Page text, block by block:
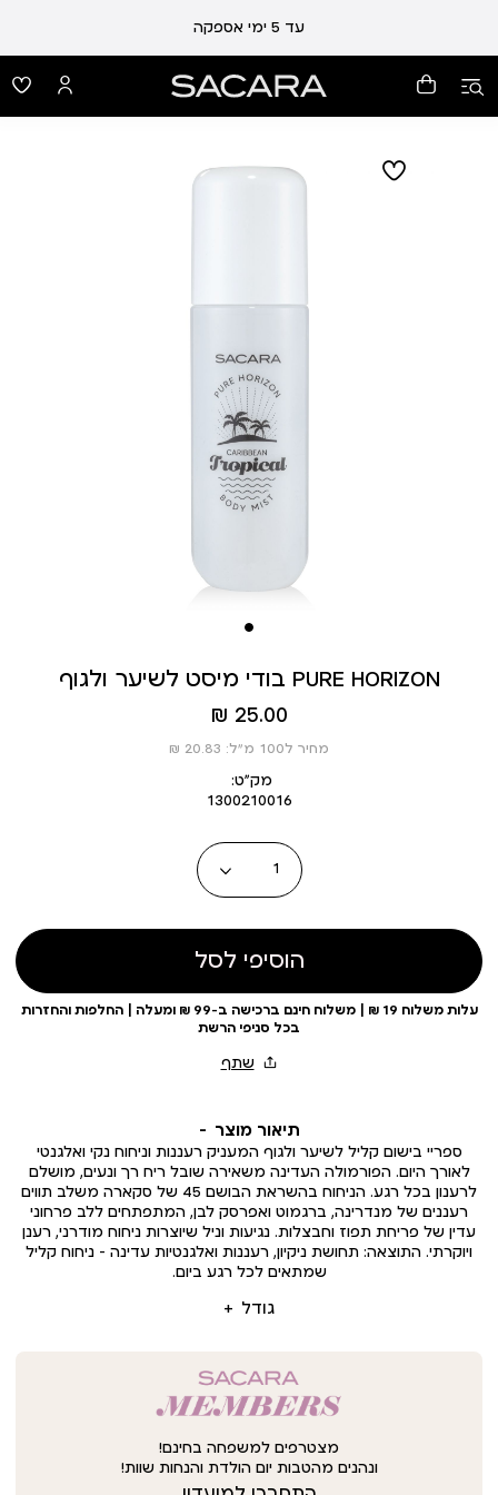
עד 5 ימי אספקה
בודי מיסט לשיער ולגוף PURE HORIZON
מחיר
מוצר
25.00 ₪
מחיר ל100 מ”ל: 20.83 ₪
מק״ט:
1300210016
כמות
הוסיפי לסל
עלות משלוח 19 ₪ | משלוח חינם ברכישה ב-99 ₪ ומעלה | החלפות והחזרות
בכל סניפי הרשת
תיאור מוצר
גודל
ספריי בישום קליל לשיער ולגוף המעניק רעננות וניחוח נקי ואלגנטי
לאורך היום. הפורמולה העדינה משאירה שובל ריח רך ונעים, מושלם
לרענון בכל רגע. הניחוח בהשראת הבושם 45 של סקארה משלב תווים
רעננים של מנדרינה, ברגמוט ואפרסק לבן, המתפתחים ללב פרחוני
עדין של פריחת תפוז וחבצלות. נגיעות וניל שיוצרות ניחוח מודרני, רענן
ויוקרתי. התוצאה: תחושת ניקיון, רעננות ואלגנטיות עדינה – ניחוח קליל
שמתאים לכל רגע ביום.
מצטרפים למשפחה בחינם!
ונהנים מהטבות יום הולדת והנחות שוות!